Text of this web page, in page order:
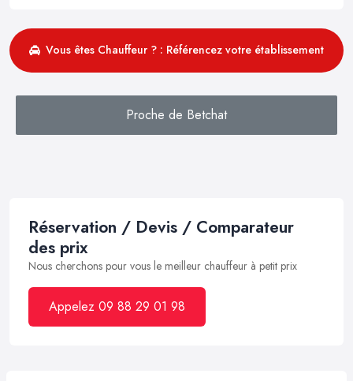
Vous êtes Chauffeur ? : Référencez votre établissement
Proche de Betchat
Réservation / Devis / Comparateur
des prix
Nous cherchons pour vous le meilleur chauffeur à petit prix
Appelez 09 88 29 01 98